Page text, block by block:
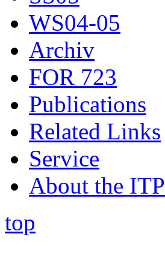
WS04-05
Archiv
FOR 723
Publications
Related Links
Service
About the ITP
top